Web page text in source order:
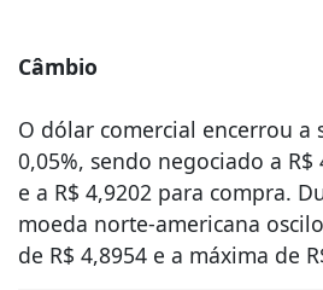
Câmbio
O dólar comercial encerrou a
0,05%, sendo negociado a R$
e a R$ 4,9202 para compra.
moeda norte-americana
de R$ 4,8954 e a máxima de